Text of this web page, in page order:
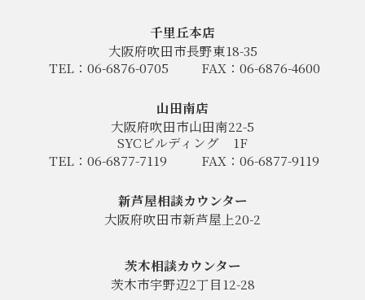
千里丘本店
大阪府吹田市長野東18-35
TEL：06-6876-0705
FAX：06-6876-4600
山田南店
大阪府吹田市山田南22-5
SYCビルディング
1F
TEL：06-6877-7119
FAX：06-6877-9119
新芦屋相談カウンター
大阪府吹田市新芦屋上20-2
茨木相談カウンター
茨木市宇野辺2丁目12-28